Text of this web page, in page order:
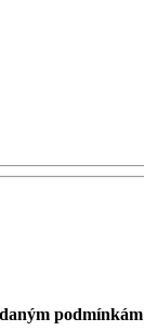
podmínkám